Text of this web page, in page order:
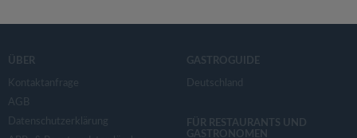
ÜBER
Kontaktanfrage
AGB
Datenschutzerklärung
GASTROGUIDE
Deutschland
FÜR RESTAURANTS UND
GASTRONOMEN